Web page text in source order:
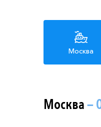
Москва
Москва—